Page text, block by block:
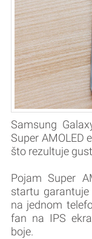
Samsung
Super AMOLED
što rezultuje
Pojam Super
startu
na jednom
fan na IPS
boje.